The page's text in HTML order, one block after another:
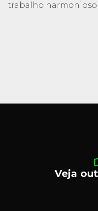
trabalho harmonioso
Veja